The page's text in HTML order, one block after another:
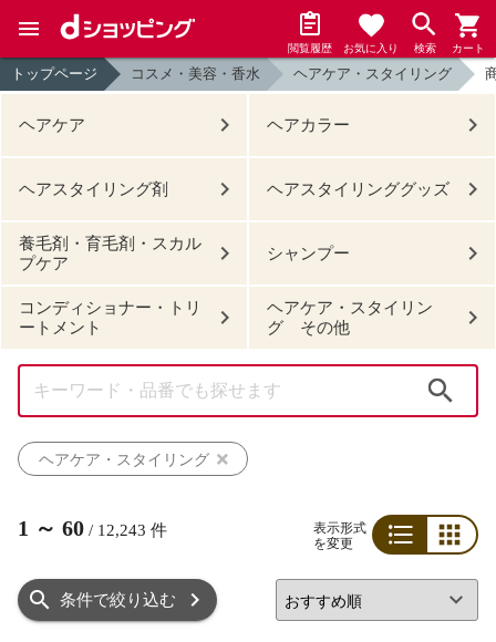
閲覧履歴 お気に入り 検索 カート
トップページ コスメ・美容・香水 ヘアケア・スタイリング
ヘアケア ヘアカラー
ヘアスタイリング剤 ヘアスタイリンググッズ
養毛剤・育毛剤・スカル
プケア
シャンプー
コンディショナー・トリ
ートメント
ヘアケア・スタイリン
グ その他
ヘアケア・スタイリング
1 ～ 60 / 12,243 件
表示形式
を変更
条件で絞り込む